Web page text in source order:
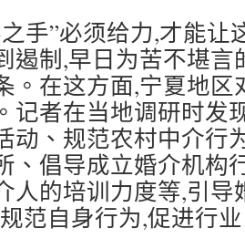
手”必须给力,才能让
遏制,早日为苦不堪言
。在这方面,宁夏地区
记者在当地调研时发
动、规范农村中介行
、倡导成立婚介机构
人的培训力度等,引
范自身行为,促进行